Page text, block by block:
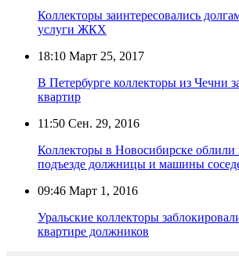
Коллекторы заинтересовались
услуги ЖКХ
18:10 Март 25, 2017
В Петербурге коллекторы из Чечни
квартир
11:50 Сен. 29, 2016
Коллекторы в Новосибирске облили
подъезде должницы и машины
09:46 Март 1, 2016
Уральские коллекторы
квартире должников